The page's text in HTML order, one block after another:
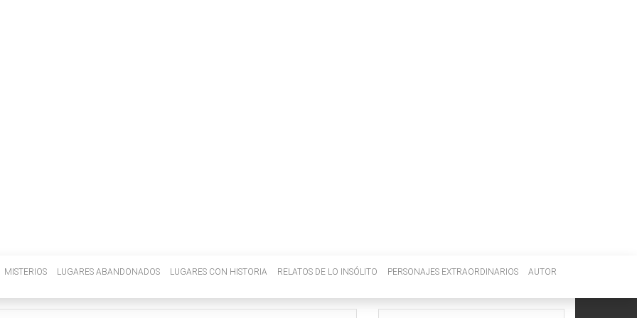
MISTERIOS LUGARES ABANDONADOS LUGARES CON HISTORIA RELATOS DE LO INSÓLITO PERSONAJES EXTRAORDINARIOS AUTOR